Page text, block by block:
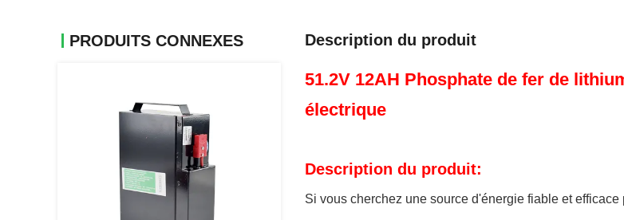
PRODUITS CONNEXES Description du produit
51.2V 12AH Phosphate de fer de
électrique
Description du produit:
Si vous cherchez une source d'énergie fiable et